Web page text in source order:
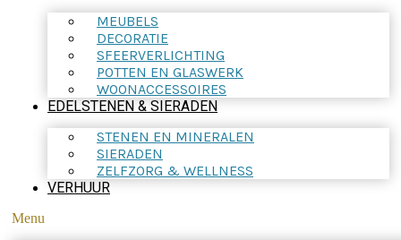
MEUBELS
DECORATIE
SFEERVERLICHTING
POTTEN EN GLASWERK
WOONACCESSOIRES
EDELSTENEN & SIERADEN
STENEN EN MINERALEN
SIERADEN
ZELFZORG & WELLNESS
VERHUUR
Menu